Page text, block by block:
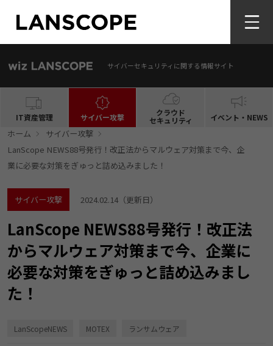
サイバーセキュリティに関する情報サイト
IT資産管理 サイバー攻撃 クラウド
セキュリティ イベント・NEWS
ホーム
サイバー攻撃
LanScope NEWS88号発行！改正法からマルウェア対策まで今、企
業に必要な対策をぎゅっと詰め込みました！
サイバー攻撃 2024.02.14（更新日）
LanScope NEWS88号発行！改正法
からマルウェア対策まで今、企業に
必要な対策をぎゅっと詰め込みまし
た！
LanScopeNEWS MOTEX ランサムウェア